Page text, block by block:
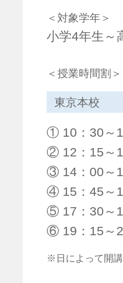
＜対象学年＞
小学4年生～
＜授業時間割＞
東京本校
① 10：30～
② 12：15～
③ 14：00～
④ 15：45～
⑤ 17：30～
⑥ 19：15～
※日によって開講